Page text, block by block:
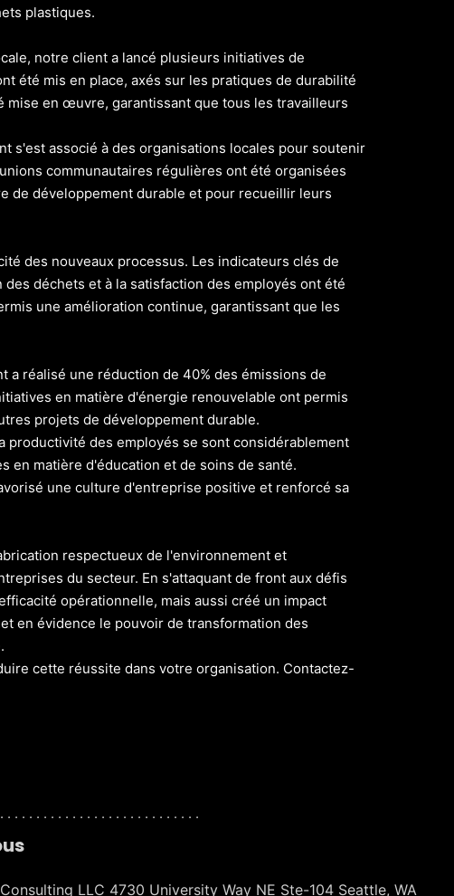
plastiques.
notre client a lancé plusieurs initiatives de
été mis en place, axés sur les pratiques de durabilité
en œuvre, garantissant que tous les travailleurs
s'est associé à des organisations locales pour soutenir
communautaires régulières ont été organisées
de développement durable et pour recueillir leurs
des nouveaux processus. Les indicateurs clés de
déchets et à la satisfaction des employés ont été
une amélioration continue, garantissant que les
réalisé une réduction de 40% des émissions de
en matière d'énergie renouvelable ont permis
projets de développement durable.
productivité des employés se sont considérablement
en matière d'éducation et de soins de santé.
une culture d'entreprise positive et renforcé sa
respectueux de l'environnement et
du secteur. En s'attaquant de front aux défis
opérationnelle, mais aussi créé un impact
en évidence le pouvoir de transformation des
cette réussite dans votre organisation. Contactez-
. . . . . . . . . . . . . . . . . . . . . . . . . .
LLC 4730 University Way NE Ste-104 Seattle, WA